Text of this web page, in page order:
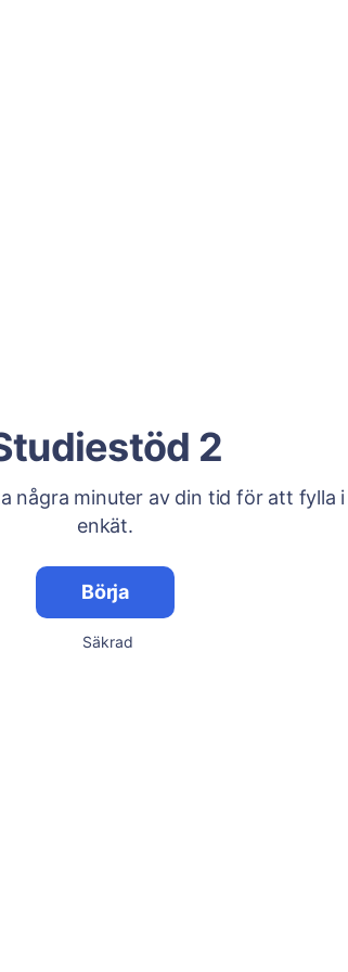
2
några minuter av din tid för att fylla
enkät.
Börja
Säkrad